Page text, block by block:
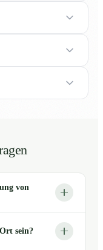
von
sein?